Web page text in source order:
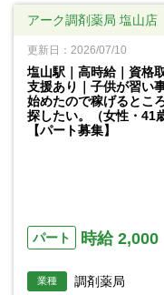
アーク調剤薬局 塩山店
更新日：2026/07/10
塩山駅｜高時給｜資格
支援あり｜子供が習い
始めたので稼げるとこ
探したい。（女性・41
【パート募集】
パート 時給 2,000
業種 調剤薬局